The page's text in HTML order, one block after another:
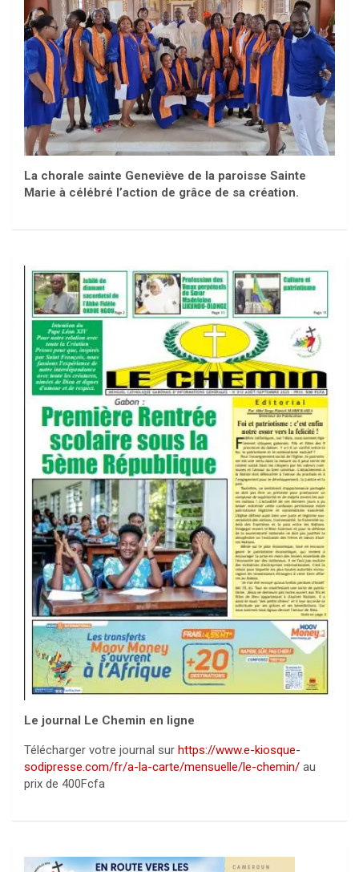
La chorale sainte Geneviève de la paroisse Sainte
Marie à célébré l’action de grâce de sa création.
Le journal Le Chemin en ligne
Télécharger votre journal sur https://www.e-kiosque-
sodipresse.com/fr/a-la-carte/mensuelle/le-chemin/ au
prix de 400Fcfa